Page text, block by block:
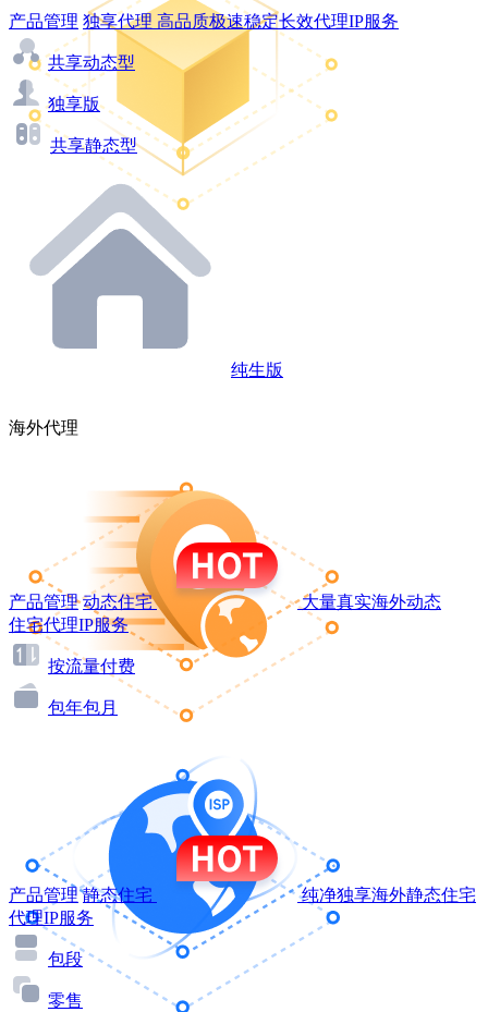
产品管理 独享代理 高品质极速稳定长效代理IP服务
共享动态型
独享版
共享静态型
纯生版
海外代理
产品管理 动态住宅
大量真实海外动态
住宅代理IP服务
按流量付费
包年包月
产品管理 静态住宅
纯净独享海外静态住宅
代理IP服务
包段
零售